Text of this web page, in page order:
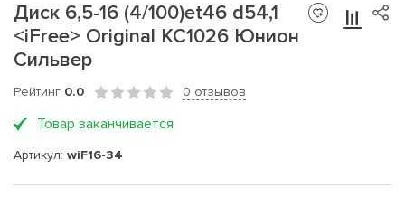
Диск 6,5-16 (4/100)et46 d54,1
<iFree> Original KC1026 Юнион
Сильвер
Рейтинг 0.0 0 отзывов
Товар заканчивается
Артикул: wiF16-34